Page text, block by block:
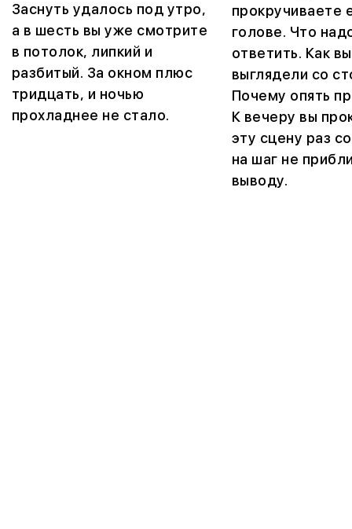
Заснуть удалось под утро,
а в шесть вы уже смотрите
в потолок, липкий и
разбитый. За окном плюс
тридцать, и ночью
прохладнее не стало.
прокручиваете
голове. Что
ответить. Как вы
выглядели со
Почему опять
К вечеру вы
эту сцену раз
на шаг не
выводу.